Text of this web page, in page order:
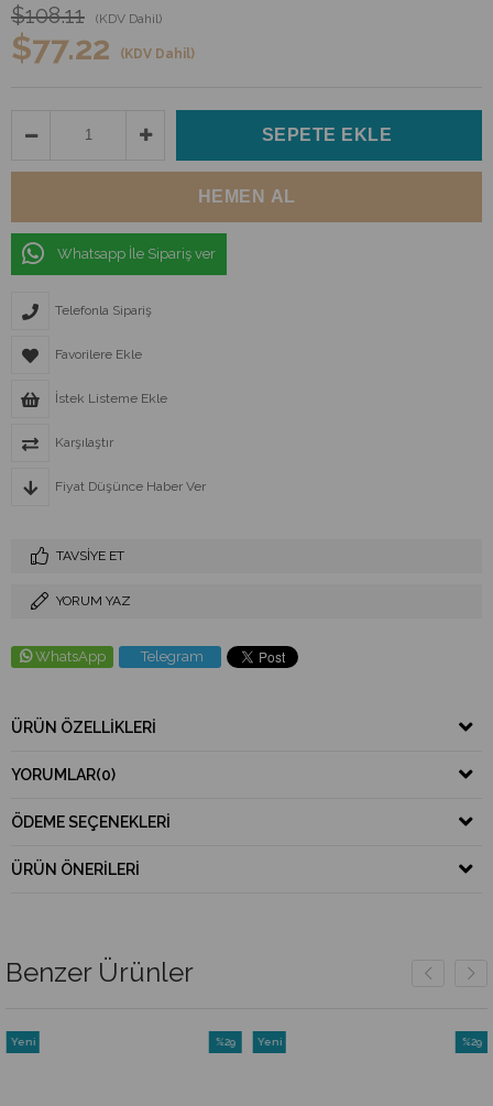
$108.11 (KDV Dahil)
$77.22 (KDV Dahil)
Whatsapp İle Sipariş ver
Telefonla Sipariş
Favorilere Ekle
İstek Listeme Ekle
Karşılaştır
Fiyat Düşünce Haber Ver
TAVSIYE ET
YORUM YAZ
WhatsApp Telegram
ÜRÜN ÖZELLIKLERI
YORUMLAR(0)
ÖDEME SEÇENEKLERI
ÜRÜN ÖNERILERI
Benzer Ürünler
%29
Yeni
%29
Yeni